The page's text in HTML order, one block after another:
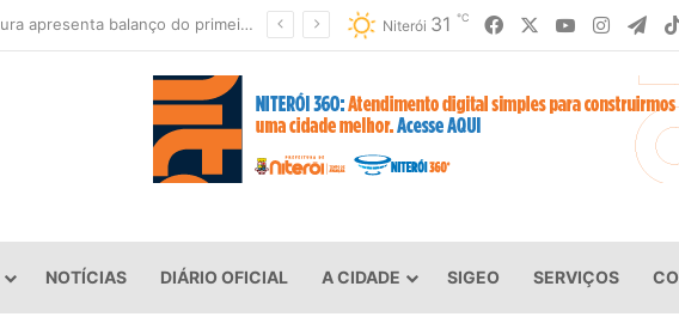
Prefeitura de Niterói e BID avançam na implementação do Programa Vida Nova no Morro Niterói 31 ℃ FacebookYouTube
NOTÍCIAS DIÁRIO OFICIAL A CIDADE SIGEO SERVIÇOS